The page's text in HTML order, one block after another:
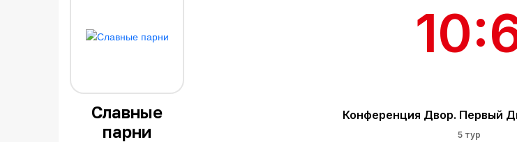
Славные
парни
Конференция Двор. Первый
5 тур